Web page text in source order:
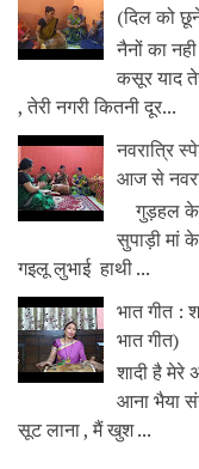
(दिल को
नैनों का
कसूर याद
, तेरी नगरी कितनी दूर...
नवरात्रि
आज से
गुड़हल के
सुपाड़ी मां
गइलू लुभाई हाथी ...
भात गीत :
भात गीत)
शादी है
आना भैया
सूट लाना , मैं खुश ...